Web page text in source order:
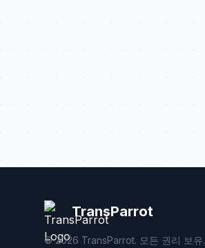
TransParrot
©2026 TransParrot. 모든 권리 보유.